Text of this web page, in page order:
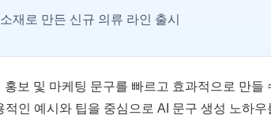
재로 만든 신규 의류 라인 출시
보 및 마케팅 문구를 빠르고 효과적으로 만들
적인 예시와 팁을 중심으로 AI 문구 생성 노하